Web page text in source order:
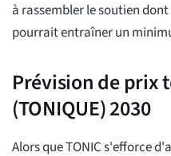
à rassembler le soutien dont
pourrait entraîner un
Prévision de prix
(TONIQUE) 2030
Alors que TONIC s'efforce